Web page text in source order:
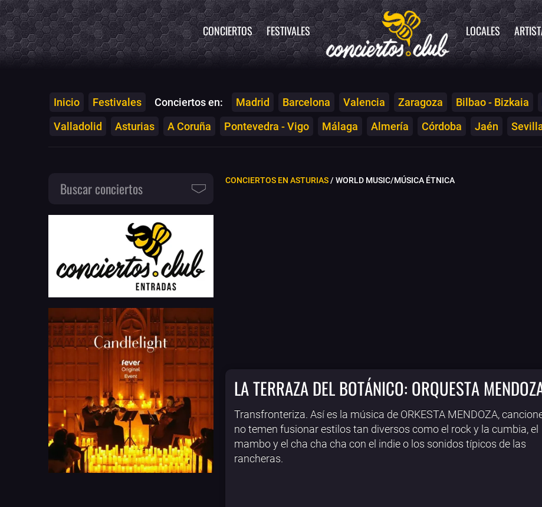
CONCIERTOS FESTIVALES LOCALES
Inicio Festivales Conciertos en: Madrid Barcelona Valencia Zaragoza Bilbao - Bizkaia
Valladolid
Asturias A Coruña Pontevedra - Vigo Málaga Almería Córdoba Jaén
CONCIERTOS EN ASTURIAS/ WORLD MUSIC/MÚSICA ÉTNICA
LA TERRAZA DEL BOTÁNICO: ORQUESTA
Transfronteriza. Así es la música de ORKESTA MENDOZA,
no temen fusionar estilos tan diversos como el rock y la cumbia, el
mambo y el cha cha cha con el indie o los sonidos típicos de las
rancheras.
Buscar conciertos